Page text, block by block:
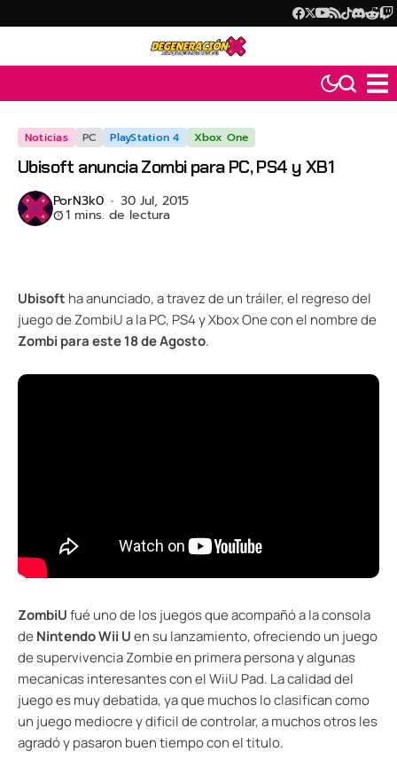
Noticias PC PlayStation 4 Xbox One
Ubisoft anuncia Zombi para PC, PS4 y XB1
PorN3k0 30 Jul, 2015
1 mins. de lectura
Ubisoft ha anunciado, a travez de un tráiler, el regreso del
juego de ZombiU a la PC, PS4 y Xbox One con el nombre de
Zombi para este 18 de Agosto.
ZombiUfué uno de los juegos que acompañó a la consola
de Nintendo Wii Uen su lanzamiento, ofreciendo un juego
de supervivencia Zombie en primera persona y algunas
mecanicas interesantes con el WiiU Pad. La calidad del
juego es muy debatida, ya que muchos lo clasifican como
un juego mediocre y dificil de controlar, a muchos otros les
agradó y pasaron buen tiempo con el titulo.